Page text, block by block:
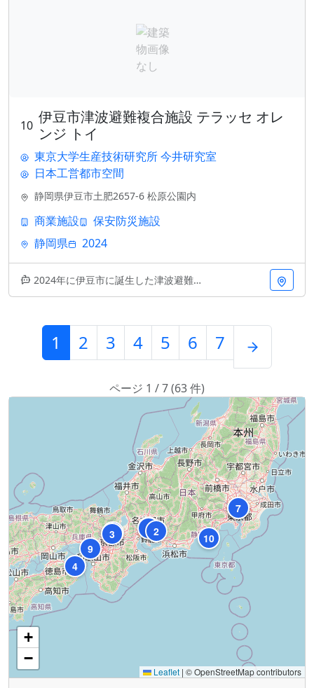
10 伊豆市津波避難複合施設 テラッセ オレ
ンジ トイ
東京大学生産技術研究所 今井研究室
日本工営都市空間
静岡県伊豆市土肥2657-6 松原公園内
商業施設
保安防災施設
静岡県
2024
2024年に伊豆市に誕生した津波避難複合施設「テラッセ オレンジ トイ」。日本工営都市空間と東京大学生産技術研究所の今井
1 2 3 4 5 6 7
ページ 1 / 7 (63 件)
12
3
4
5
6
7
8
9
10
+
−
Leaflet | © OpenStreetMap contributors